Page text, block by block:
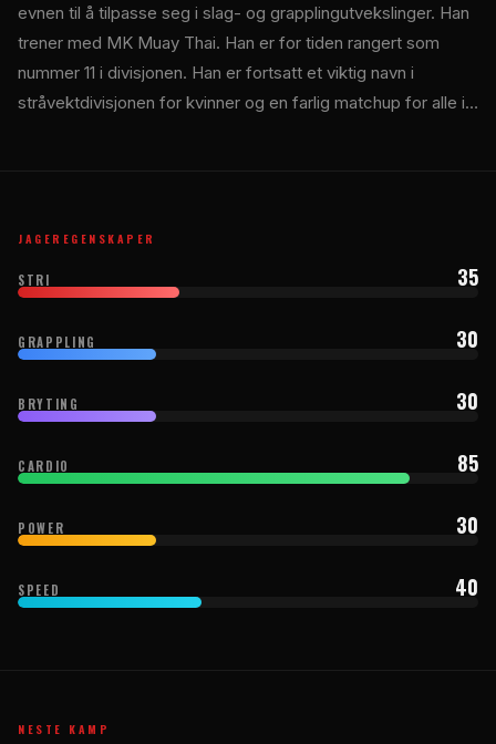
evnen til å tilpasse seg i slag- og grapplingutvekslinger. Han
trener med MK Muay Thai. Han er for tiden rangert som
nummer 11 i divisjonen. Han er fortsatt et viktig navn i
stråvektdivisjonen for kvinner og en farlig matchup for alle i…
JAGEREGENSKAPER
STRI 35
GRAPPLING 30
BRYTING 30
CARDIO 85
POWER 30
SPEED 40
NESTE KAMP